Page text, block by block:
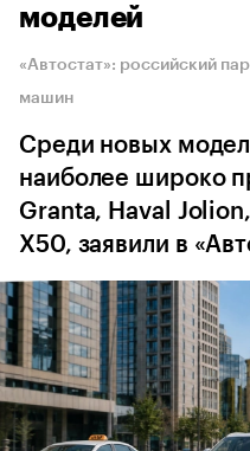
моделей
«Автостат»: российский
машин
Среди новых
наиболее широко
Granta, Haval
X50, заявили в